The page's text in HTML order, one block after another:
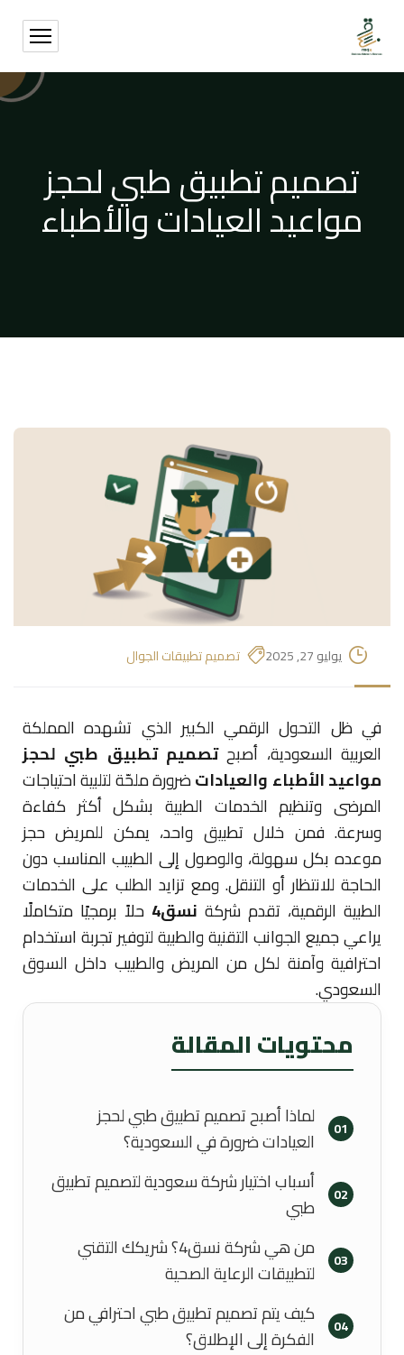
تصميم تطبيق طبي لحجز
مواعيد العيادات والأطباء
يوليو 27, 2025 تصميم تطبيقات الجوال
في ظل التحول الرقمي الكبير الذي تشهده المملكة
العربية السعودية، أصبحتصميم تطبيق طبي لحجز
مواعيد الأطباء والعياداتضرورة ملحّة لتلبية احتياجات
المرضى وتنظيم الخدمات الطبية بشكل أكثر كفاءة
وسرعة. فمن خلال تطبيق واحد، يمكن للمريض حجز
موعده بكل سهولة، والوصول إلى الطبيب المناسب دون
الحاجة للانتظار أو التنقل. ومع تزايد الطلب على الخدمات
الطبية الرقمية، تقدم شركة نسق4 حلاً برمجيًا متكاملًا
يراعي جميع الجوانب التقنية والطبية لتوفير تجربة استخدام
احترافية وآمنة لكل من المريض والطبيب داخل السوق
السعودي.
محتويات المقالة
01
لماذا أصبح تصميم تطبيق طبي لحجز
العيادات ضرورة في السعودية؟
02
أسباب اختيار شركة سعودية لتصميم تطبيق
طبي
03
من هي شركة نسق4؟ شريكك التقني
لتطبيقات الرعاية الصحية
04
كيف يتم تصميم تطبيق طبي احترافي من
الفكرة إلى الإطلاق؟